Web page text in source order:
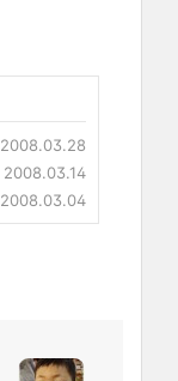
2008.03.28
2008.03.14
2008.03.04